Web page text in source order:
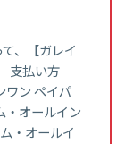
、【ガレイ
支払い方
ワン ペイパ
オールイン
・オールイ